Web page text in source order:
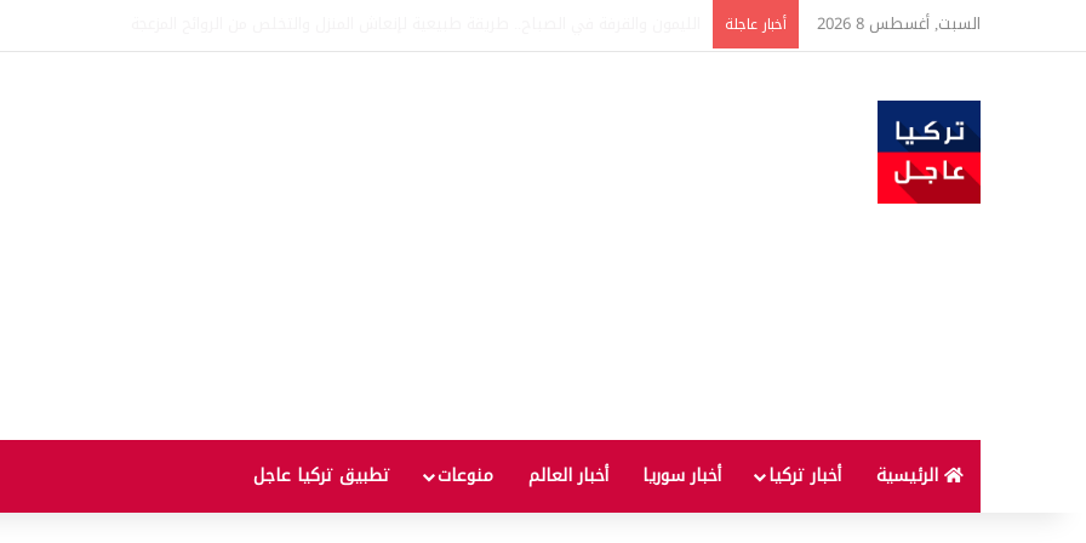
السبت, أغسطس 8 2026 أخبار عاجلة
الرئيسية أخبار تركيا أخبار سوريا أخبار العالم منوعات تطبيق تركيا عاجل